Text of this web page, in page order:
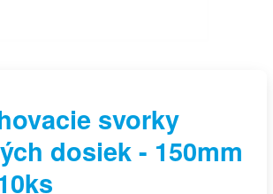
svorky
dosiek - 150mm